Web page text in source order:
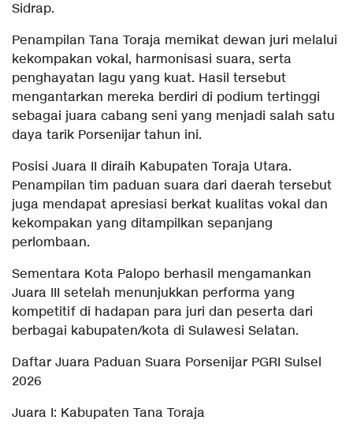
Sidrap.
Penampilan Tana Toraja memikat dewan juri melalui
kekompakan vokal, harmonisasi suara, serta
penghayatan lagu yang kuat. Hasil tersebut
mengantarkan mereka berdiri di podium tertinggi
sebagai juara cabang seni yang menjadi salah satu
daya tarik Porsenijar tahun ini.
Posisi Juara II diraih Kabupaten Toraja Utara.
Penampilan tim paduan suara dari daerah tersebut
juga mendapat apresiasi berkat kualitas vokal dan
kekompakan yang ditampilkan sepanjang
perlombaan.
Sementara Kota Palopo berhasil mengamankan
Juara III setelah menunjukkan performa yang
kompetitif di hadapan para juri dan peserta dari
berbagai kabupaten/kota di Sulawesi Selatan.
Daftar Juara Paduan Suara Porsenijar PGRI Sulsel
2026
Juara I: Kabupaten Tana Toraja